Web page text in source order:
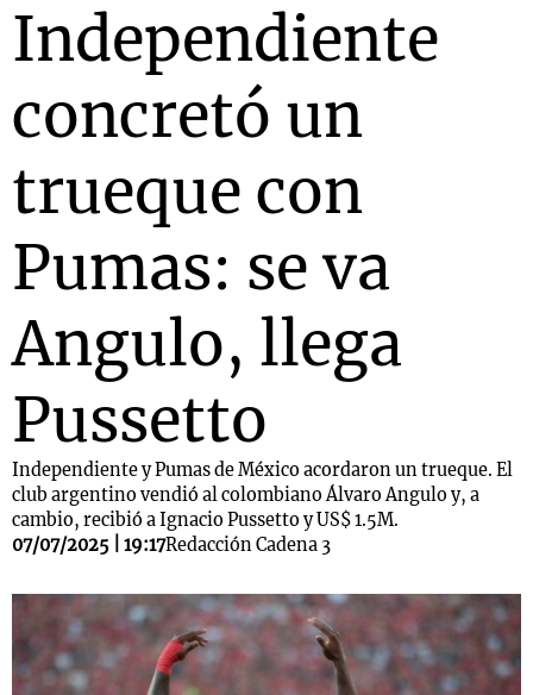
Independiente
concretó un
trueque con
Pumas: se va
Angulo, llega
Pussetto
Independiente y Pumas de México acordaron un trueque. El
club argentino vendió al colombiano Álvaro Angulo y, a
cambio, recibió a Ignacio Pussetto y US$ 1.5M.
07/07/2025 | 19:17Redacción Cadena 3